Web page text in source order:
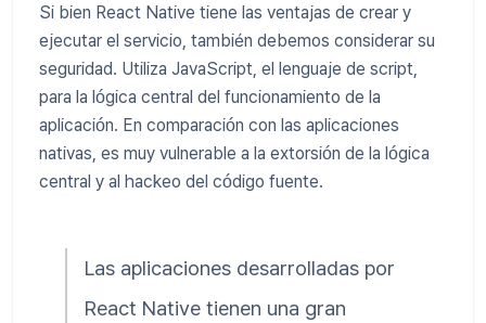
Si bien React Native tiene las ventajas de crear y
ejecutar el servicio, también debemos considerar su
seguridad. Utiliza JavaScript, el lenguaje de script,
para la lógica central del funcionamiento de la
aplicación. En comparación con las aplicaciones
nativas, es muy vulnerable a la extorsión de la lógica
central y al hackeo del código fuente.
Las aplicaciones desarrolladas por
React Native tienen una gran